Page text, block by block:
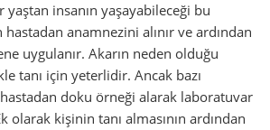
insanın yaşayabileceği bu
hastadan anamnezini alınır ve ardından
uygulanır. Akarın neden olduğu
tanı için yeterlidir. Ancak bazı
doku örneği alarak laboratuvar
olarak kişinin tanı almasının ardından